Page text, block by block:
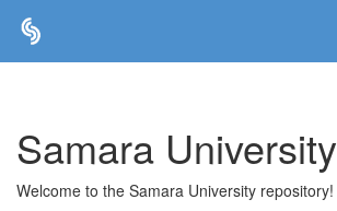
Samara University
Welcome to the Samara University repository!